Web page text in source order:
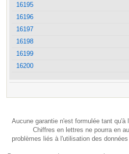
16195
16196
16197
16198
16199
16200
Aucune garantie n'est formulée tant
Chiffres en lettres ne pourra en
problèmes liés à l'utilisation des